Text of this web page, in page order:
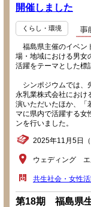
開催しました
くらし・環境
福島県主催のイベン
場・地域における男女
活躍をテーマとした標
シンポジウムでは、
永乳業株式会社におけ
演いただいたほか、「
マに県内で活躍する女
ンを行いました。
2025年11月5日
ウェディング エ
共生社会・女性
第18期 福島県